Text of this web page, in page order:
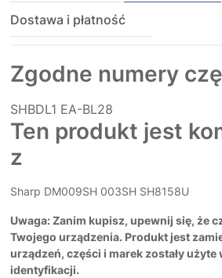
Dostawa i płatność
Zgodne numery
SHBDL1 EA-BL28
Ten produkt jest
z
Sharp DM009SH 003SH SH8158U
Uwaga: Zanim kupisz, upewnij się, że
Twojego urządzenia. Produkt jest
urządzeń, części i marek zostały użyte
identyfikacji.